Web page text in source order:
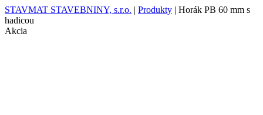
STAVMAT STAVEBNINY, s.r.o. | Produkty | Horák PB 60 mm s
hadicou
Akcia